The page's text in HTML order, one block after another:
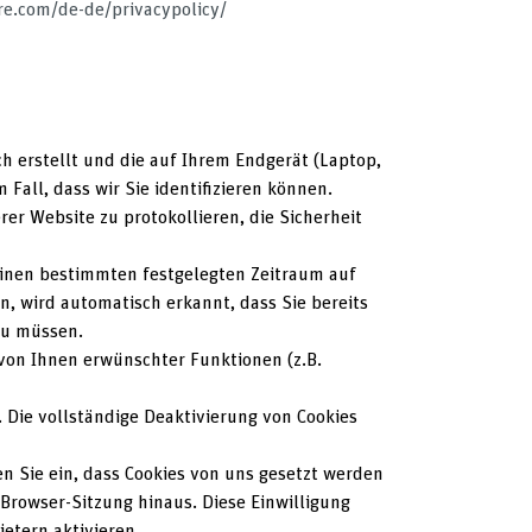
de-de/privacypolicy/
erstellt und die auf Ihrem Endgerät (Laptop,
Fall, dass wir Sie identifizieren können.
Website zu protokollieren, die Sicherheit
bestimmten festgelegten Zeitraum auf
wird automatisch erkannt, dass Sie bereits
müssen.
Ihnen erwünschter Funktionen (z.B.
vollständige Deaktivierung von Cookies
ein, dass Cookies von uns gesetzt werden
Sitzung hinaus. Diese Einwilligung